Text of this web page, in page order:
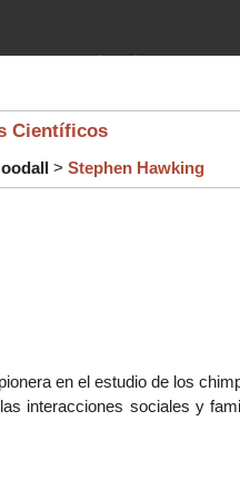
la historia de
Científicos
> Stephen Hawking
en el estudio de los
interacciones sociales y